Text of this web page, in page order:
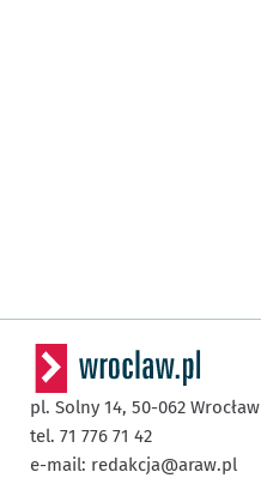
pl. Solny 14, 50-062 Wrocław
tel. 71 776 71 42
e-mail: redakcja@araw.pl